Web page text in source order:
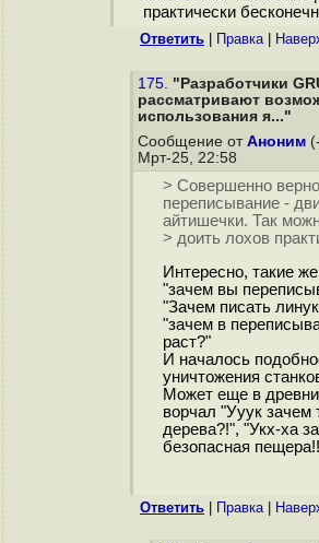
практически
Ответить Правка|
175. "Разработчики
рассматривают
использования я..."
Сообщение от Аноним
Мрт-25, 22:58
> Совершенно
переписывание -
айтишечки. Так
> доить лохов
Интересно, такие
"зачем вы
"Зачем писать
"зачем в
раст?"
И началось
уничтожения
Может еще в
ворчал "Ууук зачем
дерева?!", "Укх-ха
безопасная
Ответить Правка|